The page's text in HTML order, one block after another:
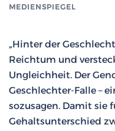
MEDIENSPIEGEL
„Hinter der
Reichtum und
Ungleichheit. Der
Geschlechter-Falle –
sozusagen. Damit sie
Gehaltsunterschied